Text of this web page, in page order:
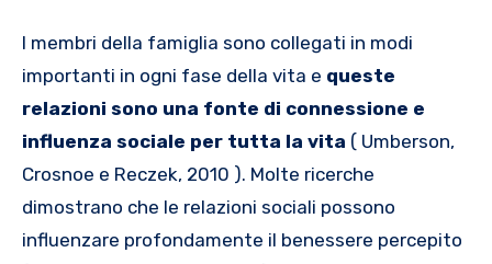
I membri della famiglia sono collegati in modi
importanti in ogni fase della vita e queste
relazioni sono una fonte di connessione e
influenza sociale per tutta la vita ( Umberson,
Crosnoe e Reczek, 2010 ). Molte ricerche
dimostrano che le relazioni sociali possono
influenzare profondamente il benessere percepito